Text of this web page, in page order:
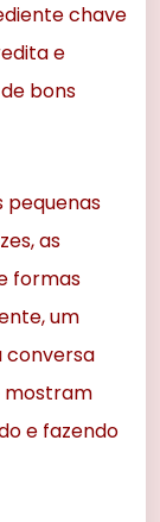
chave
e
bons
pequenas
as
formas
um
conversa
mostram
e fazendo